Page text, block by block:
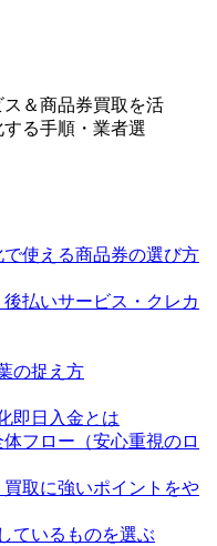
＆商品券買取を活
る手順・業者選
使える商品券の選び方
払いサービス・クレカ
の捉え方
即日入金とは
フロー（安心重視のロ
買取に強いポイントをや
ているものを選ぶ